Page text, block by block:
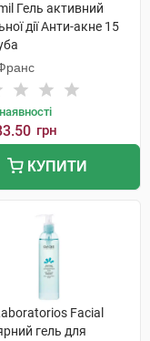
Гель активний
дії Анти-акне 15
грн
КУПИТИ
Facial
гель для